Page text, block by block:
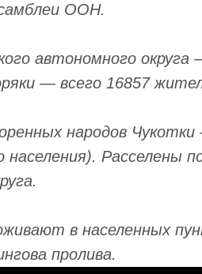
ООН.
автономного округа
— всего 16857
народов Чукотки
Расселены
в населенных
пролива.